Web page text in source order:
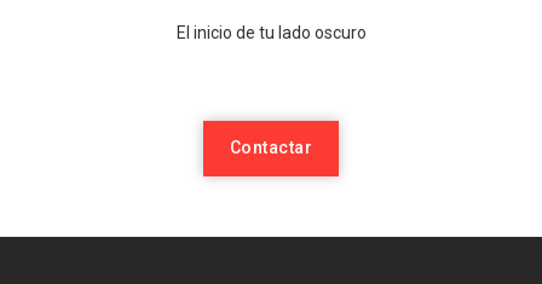
El inicio de tu lado oscuro
Contactar